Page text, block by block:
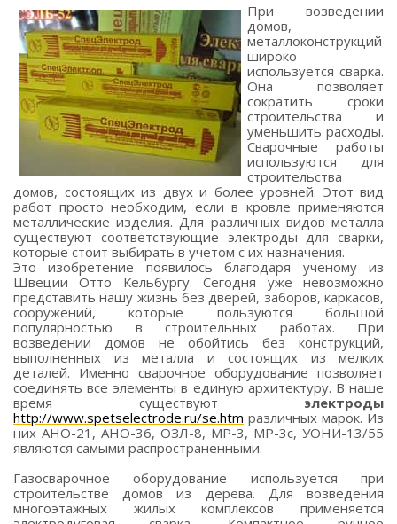
При возведении
домов,
металлоконструкций
широко
используется сварка.
Она позволяет
сократить сроки
строительства и
уменьшить расходы.
Сварочные работы
используются для
строительства
домов, состоящих из двух и более уровней. Этот вид
работ просто необходим, если в кровле применяются
металлические изделия. Для различных видов металла
существуют соответствующие электроды для сварки,
которые стоит выбирать в учетом с их назначения.
Это изобретение появилось благодаря ученому из
Швеции Отто Кельбургу. Сегодня уже невозможно
представить нашу жизнь без дверей, заборов, каркасов,
сооружений, которые пользуются большой
популярностью в строительных работах. При
возведении домов не обойтись без конструкций,
выполненных из металла и состоящих из мелких
деталей. Именно сварочное оборудование позволяет
соединять все элементы в единую архитектуру. В наше
время существуют электроды
http://www.spetselectrode.ru/se.htm различных марок. Из
них АНО-21, АНО-36, ОЗЛ-8, МР-3, МР-3с, УОНИ-13/55
являются самыми распространенными.
Газосварочное оборудование используется при
строительстве домов из дерева. Для возведения
многоэтажных жилых комплексов применяется